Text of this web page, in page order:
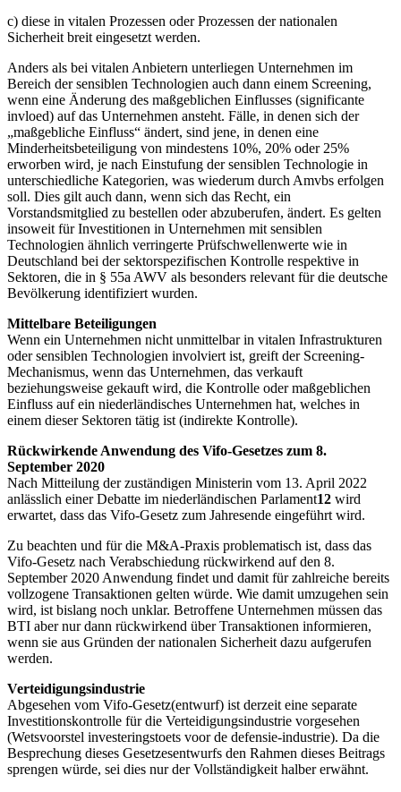
c) diese in vitalen Prozessen oder Prozessen der nationalen
Sicherheit breit eingesetzt werden.
Anders als bei vitalen Anbietern unterliegen Unternehmen im
Bereich der sensiblen Technologien auch dann einem Screening,
wenn eine Änderung des maßgeblichen Einflusses (significante
invloed) auf das Unternehmen ansteht. Fälle, in denen sich der
„maßgebliche Einfluss“ ändert, sind jene, in denen eine
Minderheitsbeteiligung von mindestens 10%, 20% oder 25%
erworben wird, je nach Einstufung der sensiblen Technologie in
unterschiedliche Kategorien, was wiederum durch Amvbs erfolgen
soll. Dies gilt auch dann, wenn sich das Recht, ein
Vorstandsmitglied zu bestellen oder abzuberufen, ändert. Es gelten
insoweit für Investitionen in Unternehmen mit sensiblen
Technologien ähnlich verringerte Prüfschwellenwerte wie in
Deutschland bei der sektorspezifischen Kontrolle respektive in
Sektoren, die in § 55a AWV als besonders relevant für die deutsche
Bevölkerung identifiziert wurden.
Mittelbare Beteiligungen
Wenn ein Unternehmen nicht unmittelbar in vitalen Infrastrukturen
oder sensiblen Technologien involviert ist, greift der Screening-
Mechanismus, wenn das Unternehmen, das verkauft
beziehungsweise gekauft wird, die Kontrolle oder maßgeblichen
Einfluss auf ein niederländisches Unternehmen hat, welches in
einem dieser Sektoren tätig ist (indirekte Kontrolle).
Rückwirkende Anwendung des Vifo-Gesetzes zum 8.
September 2020
Nach Mitteilung der zuständigen Ministerin vom 13. April 2022
anlässlich einer Debatte im niederländischen Parlament12 wird
erwartet, dass das Vifo-Gesetz zum Jahresende eingeführt wird.
Zu beachten und für die M&A-Praxis problematisch ist, dass das
Vifo-Gesetz nach Verabschiedung rückwirkend auf den 8.
September 2020 Anwendung findet und damit für zahlreiche bereits
vollzogene Transaktionen gelten würde. Wie damit umzugehen sein
wird, ist bislang noch unklar. Betroffene Unternehmen müssen das
BTI aber nur dann rückwirkend über Transaktionen informieren,
wenn sie aus Gründen der nationalen Sicherheit dazu aufgerufen
werden.
Verteidigungsindustrie
Abgesehen vom Vifo-Gesetz(entwurf) ist derzeit eine separate
Investitionskontrolle für die Verteidigungsindustrie vorgesehen
(Wetsvoorstel investeringstoets voor de defensie-industrie). Da die
Besprechung dieses Gesetzesentwurfs den Rahmen dieses Beitrags
sprengen würde, sei dies nur der Vollständigkeit halber erwähnt.